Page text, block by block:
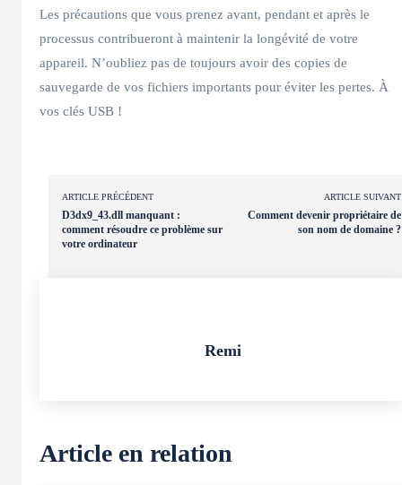
Les précautions que vous prenez avant, pendant et après le
processus contribueront à maintenir la longévité de votre
appareil. N’oubliez pas de toujours avoir des copies de
sauvegarde de vos fichiers importants pour éviter les pertes. À
vos clés USB !
ARTICLE PRÉCÉDENT
D3dx9_43.dll manquant :
comment résoudre ce problème sur
votre ordinateur
ARTICLE SUIVANT
Comment devenir propriétaire de
son nom de domaine ?
Remi
Article en relation